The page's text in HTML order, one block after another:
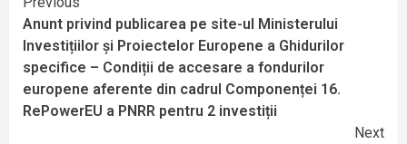
Anunt privind publicarea pe site-ul Ministerului
Investițiilor și Proiectelor Europene a Ghidurilor
specifice – Condiții de accesare a fondurilor
europene aferente din cadrul Componenței 16.
RePowerEU a PNRR pentru 2 investiții
Next